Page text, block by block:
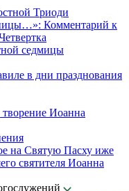
Триоди
Комментарий к
седмицы
в дни празднования
Иоанна
на Святую Пасху иже
святителя Иоанна